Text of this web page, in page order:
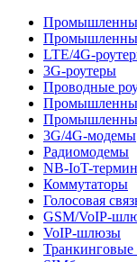
LTE/4G-
3G-роутеры
Проводные
3G/4G-модемы
Радиомодемы
NB-IoT-
Коммутаторы
Голосовая
GSM/VoIP-
VoIP-шлюзы